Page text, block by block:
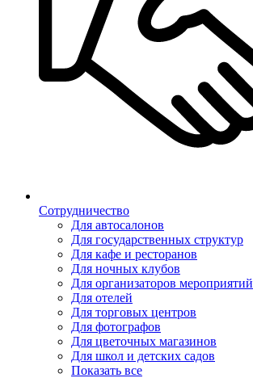
Сотрудничество
Для автосалонов
Для государственных структур
Для кафе и ресторанов
Для ночных клубов
Для организаторов мероприятий
Для отелей
Для торговых центров
Для фотографов
Для цветочных магазинов
Для школ и детских садов
Показать все